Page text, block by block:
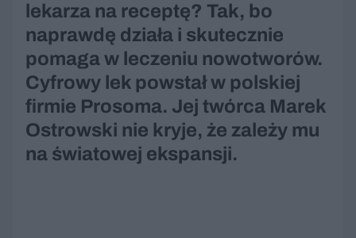
lekarza na receptę? Tak, bo
naprawdę działa i skutecznie
pomaga w leczeniu nowotworów.
Cyfrowy lek powstał w polskiej
firmie Prosoma. Jej twórca Marek
Ostrowski nie kryje, że zależy mu
na światowej ekspansji.